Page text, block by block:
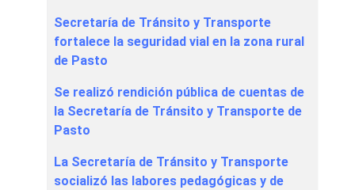
Secretaría de Tránsito y Transporte
fortalece la seguridad vial en la zona rural
de Pasto
Se realizó rendición pública de cuentas de
la Secretaría de Tránsito y Transporte de
Pasto
La Secretaría de Tránsito y Transporte
socializó las labores pedagógicas y de